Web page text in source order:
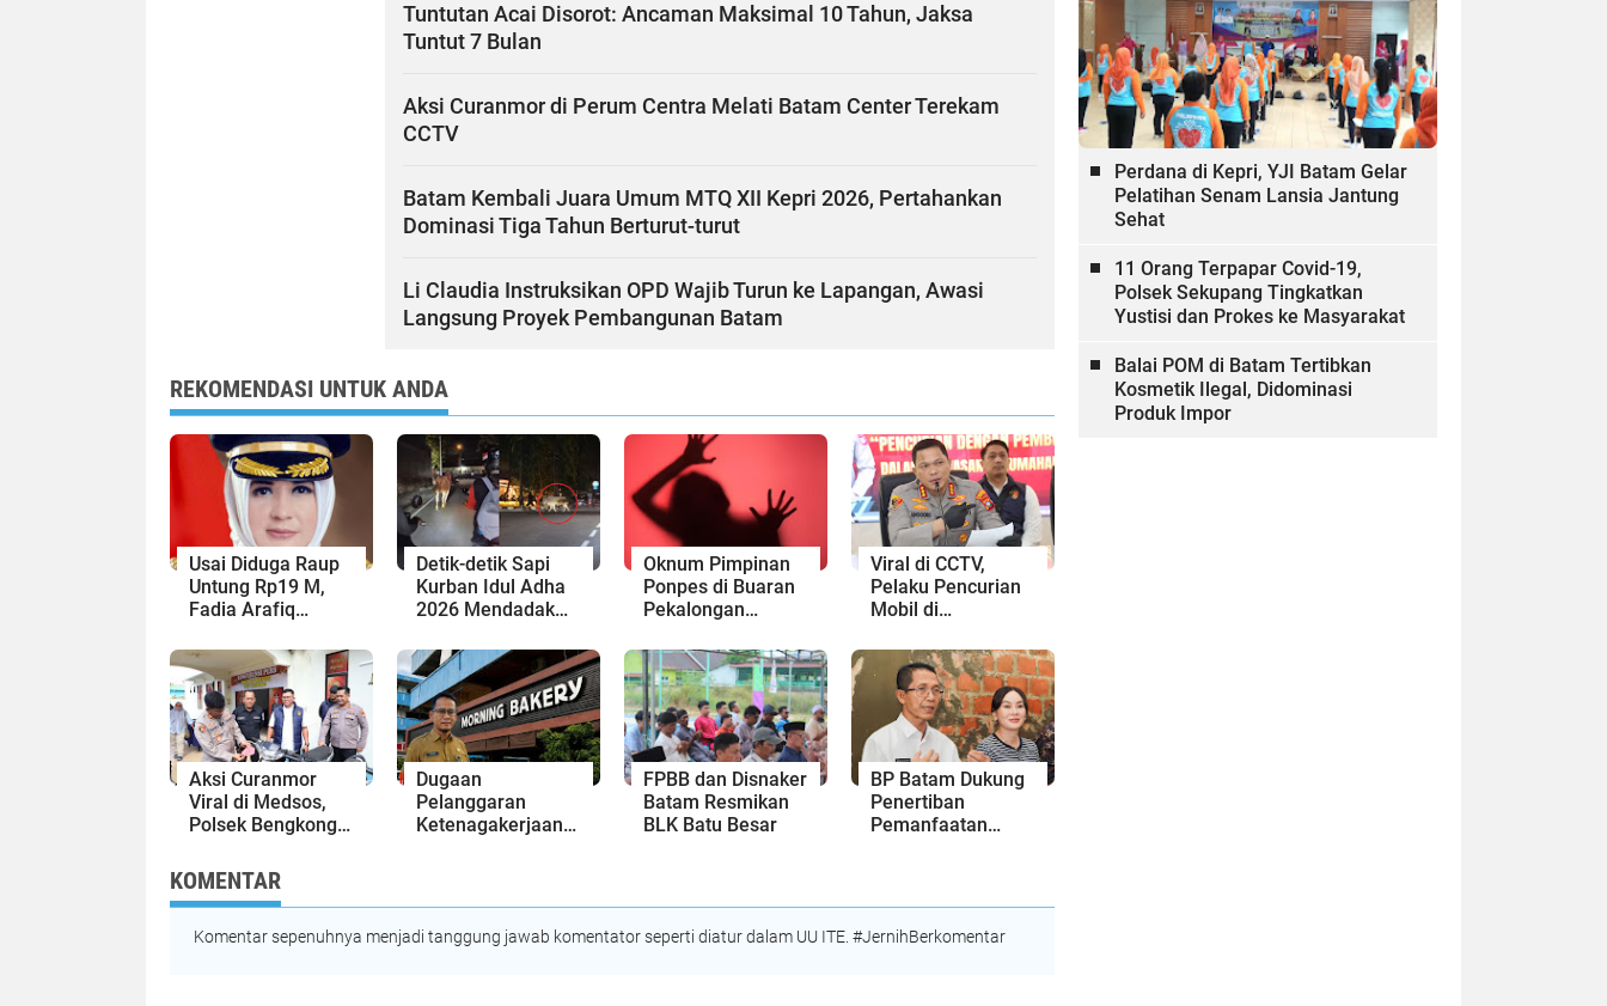
Tuntutan Acai Disorot: Ancaman Maksimal 10 Tahun, Jaksa
Tuntut 7 Bulan
Aksi Curanmor di Perum Centra Melati Batam Center Terekam
CCTV
Batam Kembali Juara Umum MTQ XII Kepri 2026, Pertahankan
Dominasi Tiga Tahun Berturut-turut
Li Claudia Instruksikan OPD Wajib Turun ke Lapangan, Awasi
Langsung Proyek Pembangunan Batam
REKOMENDASI UNTUK ANDA
Usai Diduga Raup
Untung Rp19 M,
Fadia Arafiq
Pekerja
Outsourcing PT
RNB saat Pilkada
Pekalongan
Detik-detik Sapi
Kurban Idul Adha
2026 Mendadak
Keluyuran di Area
Stasiun Klaten
Oknum Pimpinan
Ponpes di Buaran
Pekalongan
Santriwati,
Ditangkap Polisi
saat Hari Raya Idul
Adha
Viral di CCTV,
Pelaku Pencurian
Mobil di
Batam Kota
Dibekuk Polisi
Aksi Curanmor
Viral di Medsos,
Polsek Bengkong
Tangkap 2 Remaja
Terduga Pelaku
Dugaan
Pelanggaran
Ketenagakerjaan
Pengawas
Ketenagakerjaan
FPBB dan Disnaker
Batam Resmikan
BLK Batu Besar
BP Batam Dukung
Penertiban
Pemanfaatan
Perundang-
undangan
KOMENTAR
Komentar sepenuhnya menjadi tanggung jawab komentator seperti diatur dalam UU ITE. #JernihBerkomentar
Perdana di Kepri, YJI Batam Gelar
Pelatihan Senam Lansia Jantung
Sehat
11 Orang Terpapar Covid-19,
Polsek Sekupang Tingkatkan
Yustisi dan Prokes ke Masyarakat
Balai POM di Batam Tertibkan
Kosmetik Ilegal, Didominasi
Produk Impor